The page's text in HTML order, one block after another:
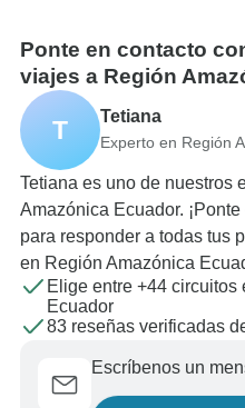
Ponte en contacto
viajes a Región
T Tetiana
Experto en Región
Tetiana es uno de nuestros
Amazónica Ecuador.
para responder a todas tus
en Región Amazónica
Elige entre +44 circuitos
Ecuador
83 reseñas verificadas
Escríbenos un